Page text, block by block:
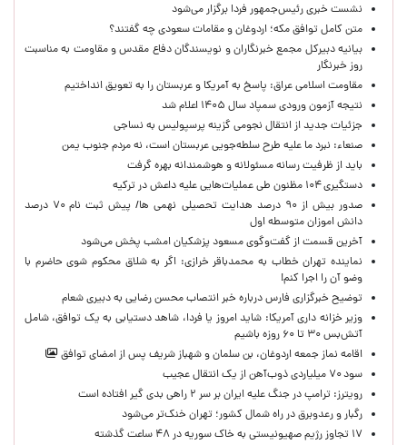
نشست خبری رئیس‌جمهور فردا برگزار می‌شود
متن کامل توافق مکه؛ اردوغان و مقامات سعودی چه گفتند؟
بیانیه دبیرکل مجمع خبرنگاران و نویسندگان دفاع مقدس و مقاومت به مناسبت
روز خبرنگار
مقاومت اسلامی عراق: پاسخ به آمریکا و عربستان را به تعویق انداختیم
نتیجه آزمون ورودی سمپاد سال ۱۴۰۵ اعلام شد
جزئیات جدید از انتقال نجومی گزینه پرسپولیس به نساجی
صنعاء: نبرد ما علیه طرح سلطه‌جویی عربستان است، نه مردم جنوب یمن
باید از ظرفیت رسانه مسئولانه و هوشمندانه بهره گرفت
دستگیری ۱۰۴ مظنون طی عملیات‌هایی علیه داعش در ترکیه
صدور بیش از ۹۰ درصد هدایت تحصیلی نهمی ها/ پیش ثبت نام ۷۰ درصد
دانش اموزان متوسطه اول
آخرین قسمت از گفت‌وگوی مسعود پزشکیان امشب پخش می‌شود
نماینده تهران خطاب به محمدباقر خرازی: اگر به شلاق محکوم شوی حاضرم با
وضو آن را اجرا کنم!
توضیح خبرگزاری فارس درباره خبر انتصاب محسن رضایی به دبیری شعام
وزیر خزانه داری آمریکا: شاید امروز یا فردا، شاهد دستیابی به یک توافق، شامل
آتش‌بس ۳۰ تا ۶۰ روزه باشیم
اقامه نماز جمعه اردوغان، بن ‌سلمان و شهباز شریف پس از امضای توافق
سود ۷۰ میلیاردی ذوب‌آهن از یک انتقال عجیب
رویترز: ترامپ در جنگ علیه ایران بر سر ۲ راهی بدی گیر افتاده است
رگبار و رعدوبرق در راه شمال کشور؛ تهران خنک‌تر می‌شود
۱۷ تجاوز رژیم صهیونیستی به خاک سوریه در ۴۸ ساعت گذشته